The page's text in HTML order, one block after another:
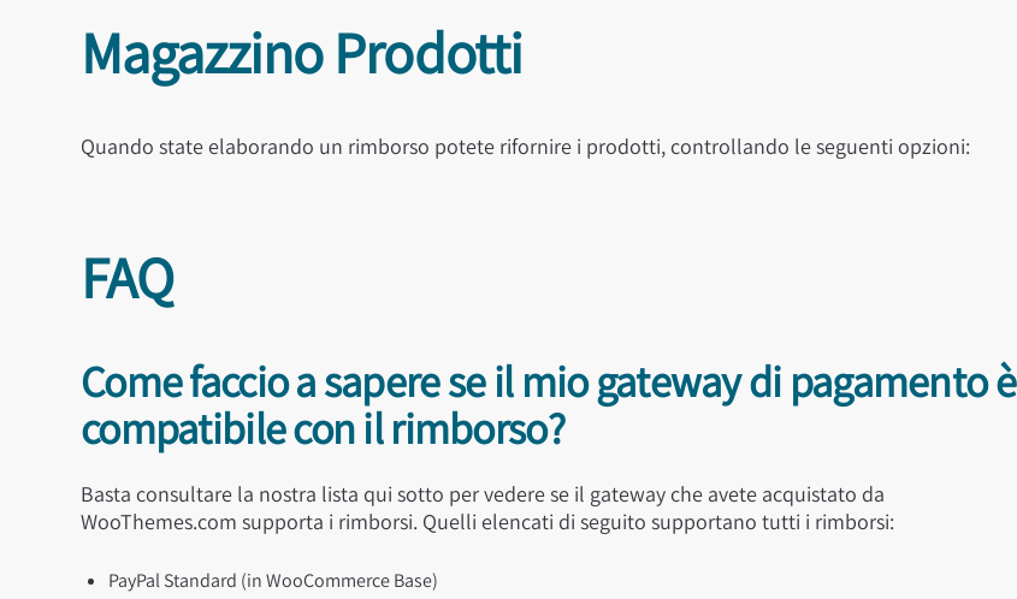
Magazzino Prodotti
Quando state elaborando un rimborso potete rifornire i prodotti, controllando le seguenti opzioni:
FAQ
Come faccio a sapere se il mio gateway di pagamento è
compatibile con il rimborso?
Basta consultare la nostra lista qui sotto per vedere se il gateway che avete acquistato da
WooThemes.com supporta i rimborsi. Quelli elencati di seguito supportano tutti i rimborsi:
PayPal Standard (in WooCommerce Base)